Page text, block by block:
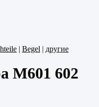
| Begel | другие
M601 602